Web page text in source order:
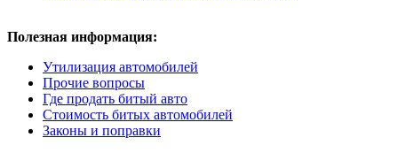
Полезная информация:
Утилизация автомобилей
Прочие вопросы
Где продать битый авто
Стоимость битых автомобилей
Законы и поправки